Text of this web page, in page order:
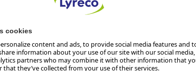
RELATERTE PRODUKTER